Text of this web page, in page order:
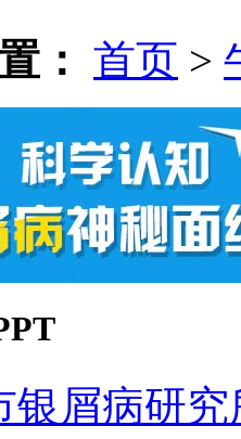
： 首页 >
银屑病研究